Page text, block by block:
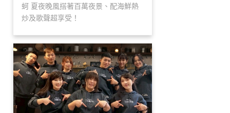
蚵 夏夜晚風搭著百萬夜景、配海鮮熱
炒及歌聲超享受！